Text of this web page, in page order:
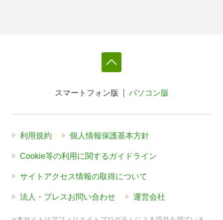
スマートフォン版 パソコン版
利用規約 個人情報保護基本方針
Cookie等の利用に関するガイドライン
サイトアクセス情報の取得について
法人・プレスお問い合わせ 運営会社